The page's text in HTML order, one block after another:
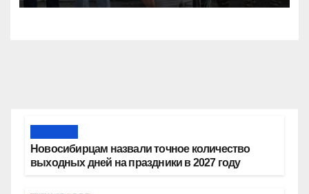
Новосибирцам назвали точное количество
выходных дней на праздники в 2027 году